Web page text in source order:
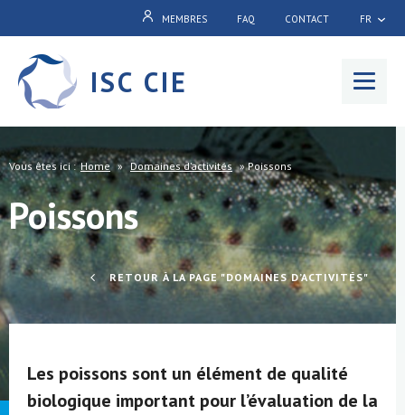
MEMBRES FAQ CONTACT FR
ISC CIE
Vous êtes ici : Home » Domaines d’activités »Poissons
Poissons
RETOUR À LA PAGE "DOMAINES D’ACTIVITÉS"
Les poissons sont un élément de qualité
biologique important pour l’évaluation de la